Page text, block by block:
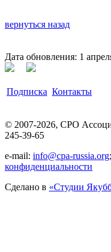
вернуться назад
Дата обновления: 1
Подписка Контакты
© 2007-2026, СРО
245-39-65
e-mail: info@cpa-russia.org
конфиденциальности
Сделано в «Cтудии